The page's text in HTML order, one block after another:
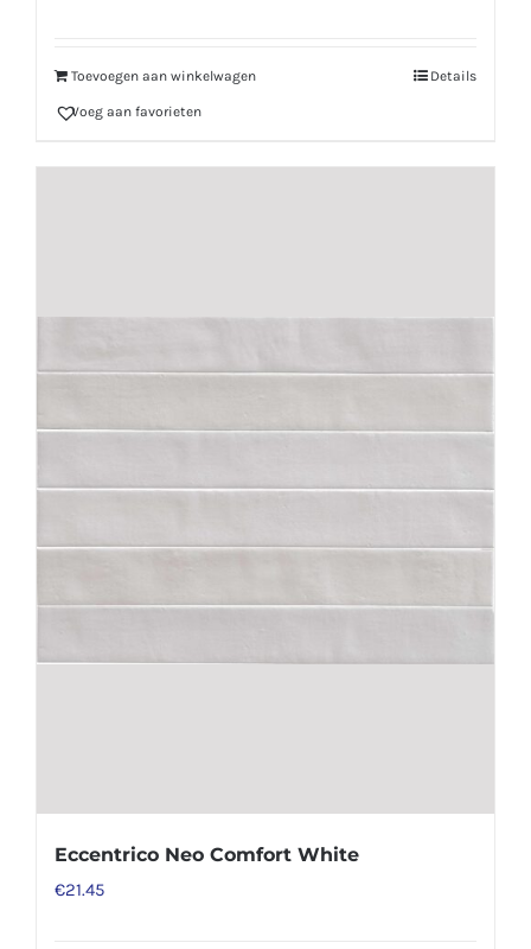
Toevoegen aan winkelwagen Details
Voeg aan favorieten
Eccentrico Neo Comfort White
€21.45